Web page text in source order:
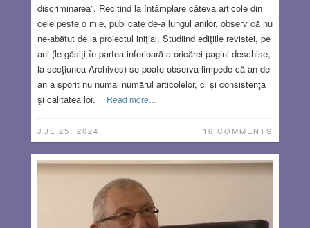
discriminarea”. Recitind la întâmplare câteva articole din
cele peste o mie, publicate de-a lungul anilor, observ că nu
ne-abătut de la proiectul iniţial. Studiind ediţiile revistei, pe
ani (le găsiţi în partea inferioară a oricărei pagini deschise,
la secţiunea Archives) se poate observa limpede că an de
an a sporit nu numai numărul articolelor, ci și consistenţa
şi calitatea lor.
Read more…
JUL 25, 2024 16 COMMENTS